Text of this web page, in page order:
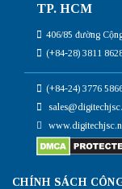
TP. HCM
406/85 đường
(+84-28) 3811
(+84-24) 3776
CHÍNH SÁCH